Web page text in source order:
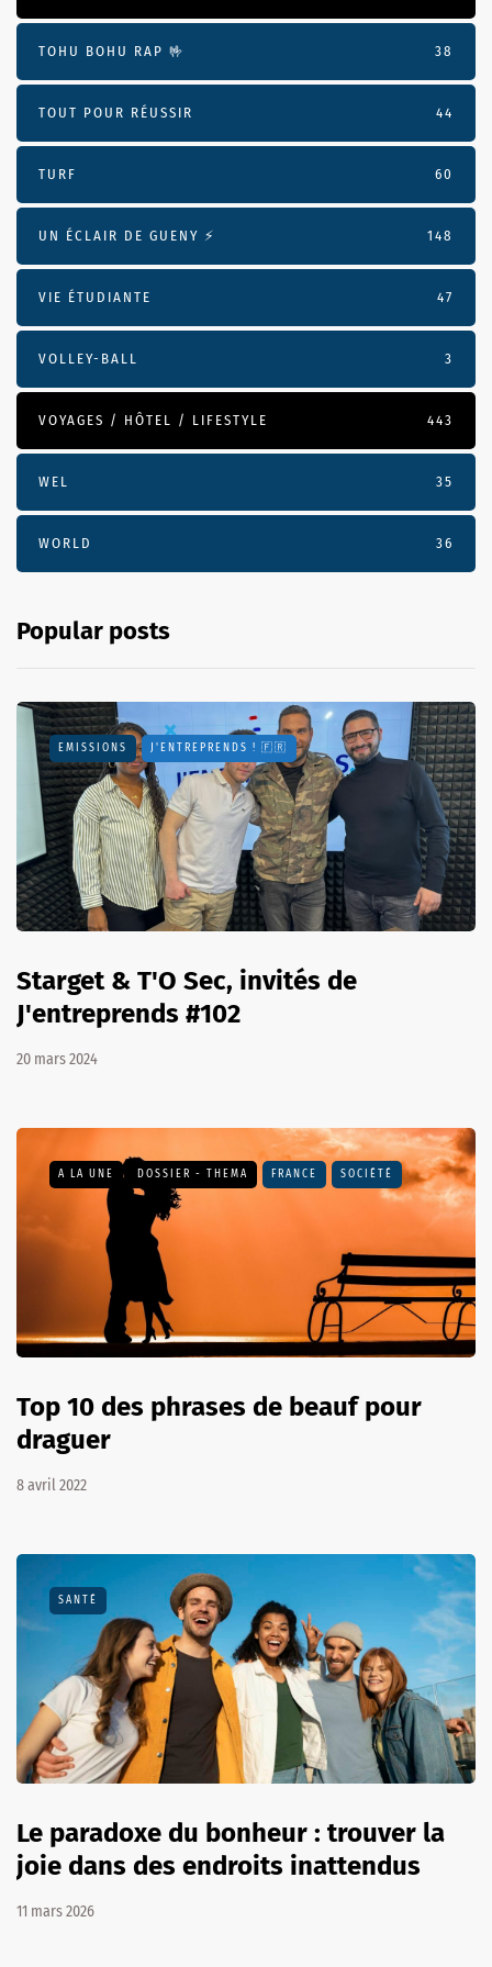
TOHU BOHU RAP 🤟 38
TOUT POUR RÉUSSIR 44
TURF 60
UN ÉCLAIR DE GUENY ⚡️ 148
VIE ÉTUDIANTE 47
VOLLEY-BALL 3
VOYAGES / HÔTEL / LIFESTYLE 443
WEL 35
WORLD 36
Popular posts
EMISSIONS J'ENTREPRENDS ! 🇫🇷
Starget & T'O Sec, invités de
J'entreprends #102
20 mars 2024
A LA UNE DOSSIER - THEMA FRANCE SOCIÉTÉ
Top 10 des phrases de beauf pour
draguer
8 avril 2022
SANTÉ
Le paradoxe du bonheur : trouver la
joie dans des endroits inattendus
11 mars 2026